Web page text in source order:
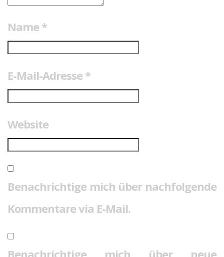
Name *
E-Mail-Adresse *
Website
Benachrichtige mich über nachfolgende
Kommentare via E-Mail.